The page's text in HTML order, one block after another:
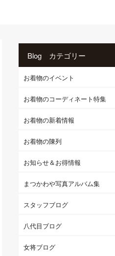
Blog カテゴリー
お着物のイベント
お着物のコーディネート特集
お着物の新着情報
お着物の陳列
お知らせ＆お得情報
まつかわや写真アルバム集
スタッフブログ
八代目ブログ
女将ブログ